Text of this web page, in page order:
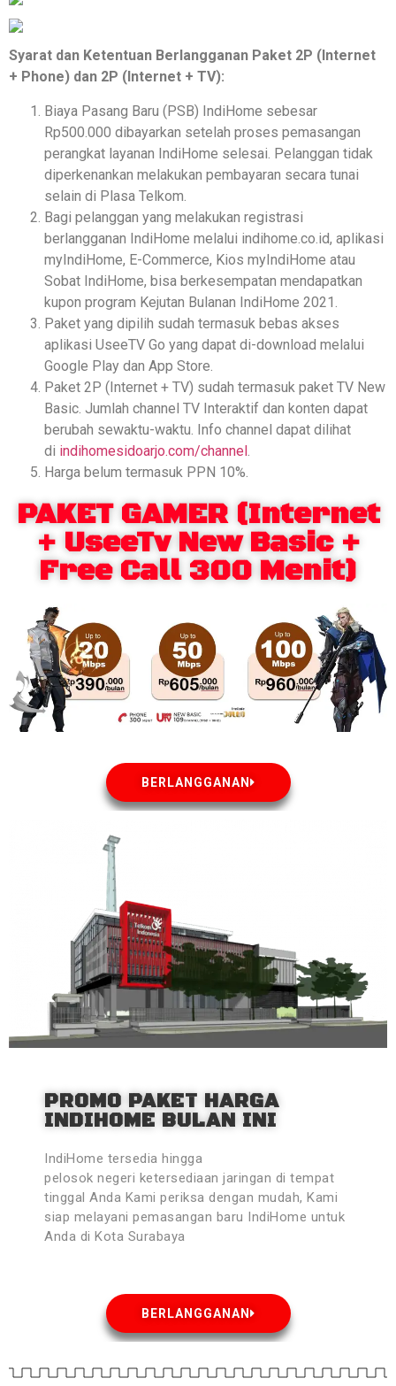
Syarat dan Ketentuan Berlangganan Paket 2P (Internet
+ Phone) dan 2P (Internet + TV):
Biaya Pasang Baru (PSB) IndiHome sebesar
Rp500.000 dibayarkan setelah proses pemasangan
perangkat layanan IndiHome selesai. Pelanggan tidak
diperkenankan melakukan pembayaran secara tunai
selain di Plasa Telkom.
Bagi pelanggan yang melakukan registrasi
berlangganan IndiHome melalui indihome.co.id, aplikasi
myIndiHome, E-Commerce, Kios myIndiHome atau
Sobat IndiHome, bisa berkesempatan mendapatkan
kupon program Kejutan Bulanan IndiHome 2021.
Paket yang dipilih sudah termasuk bebas akses
aplikasi UseeTV Go yang dapat di-download melalui
Google Play dan App Store.
Paket 2P (Internet + TV) sudah termasuk paket TV New
Basic. Jumlah channel TV Interaktif dan konten dapat
berubah sewaktu-waktu. Info channel dapat dilihat
di indihomesidoarjo.com/channel
Harga belum termasuk PPN 10%.
PAKET GAMER (Internet
+ UseeTv New Basic +
Free Call 300 Menit)
BERLANGGANAN
PROMO PAKET HARGA
INDIHOME BULAN INI
IndiHome tersedia hingga
pelosok negeri ketersediaan jaringan di tempat
tinggal Anda Kami periksa dengan mudah, Kami
siap melayani pemasangan baru IndiHome untuk
Anda di Kota Surabaya
BERLANGGANAN